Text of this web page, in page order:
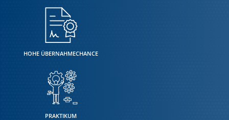
HOHE ÜBERNAHMECHANCE
PRAKTIKUM